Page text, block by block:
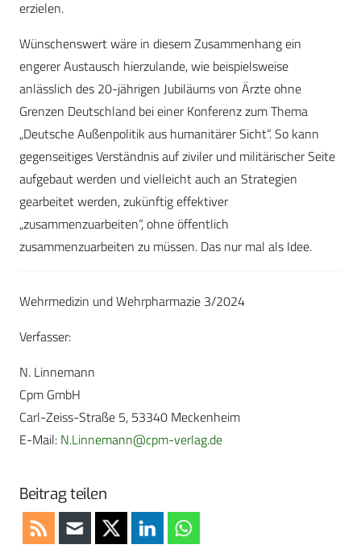
erzielen.
Wünschenswert wäre in diesem Zusammenhang ein
engerer Austausch hierzulande, wie beispielsweise
anlässlich des 20-jährigen Jubiläums von Ärzte ohne
Grenzen Deutschland bei einer Konferenz zum Thema
„Deutsche Außenpolitik aus humanitärer Sicht“. So kann
gegenseitiges Verständnis auf ziviler und militärischer Seite
aufgebaut werden und vielleicht auch an Strategien
gearbeitet werden, zukünftig effektiver
„zusammenzuarbeiten“, ohne öffentlich
zusammenzuarbeiten zu müssen. Das nur mal als Idee.
Wehrmedizin und Wehrpharmazie 3/2024
Verfasser:
N. Linnemann
Cpm GmbH
Carl-Zeiss-Straße 5, 53340 Meckenheim
E-Mail: N.Linnemann@cpm-verlag.de
Beitrag teilen